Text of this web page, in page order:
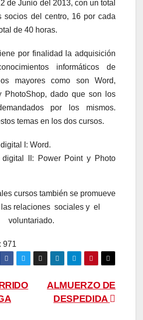
de Junio del 2013, con un total
socios del centro, 16 por cada
de 40 horas.
por finalidad la adquisición
informáticos de
mayores como son Word,
PhotoShop, dado que son los
por los mismos.
temas en los dos cursos.
I: Word.
digital II: Power Point y Photo
cursos también se promueve
las relaciones sociales y el
voluntariado.
971
ALMUERZO DE
DESPEDIDA